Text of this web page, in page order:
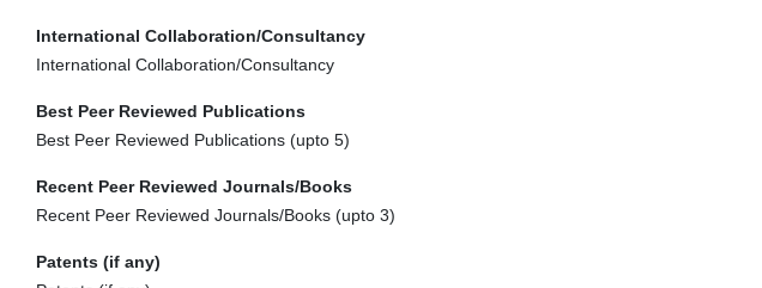
International Collaboration/Consultancy
International Collaboration/Consultancy
Best Peer Reviewed Publications
Best Peer Reviewed Publications (upto 5)
Recent Peer Reviewed Journals/Books
Recent Peer Reviewed Journals/Books (upto 3)
Patents (if any)